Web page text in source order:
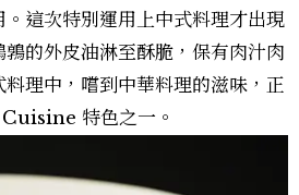
這次特別運用上中式料理才出現
的外皮油淋至酥脆，保有肉汁肉
理中，嚐到中華料理的滋味，正
特色之一。